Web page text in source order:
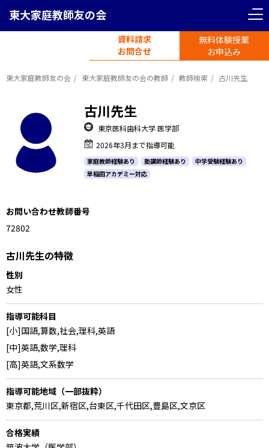
東大家庭教師友の会
資料請求
お問合せ
無料体験授業
お申込み
東大家庭教師友の会 東大家庭教師友の会の教師 教師検索 古川先生
古川先生
東京医科歯科大学 医学部
2026年3月まで指導可能
家庭教師経験あり 塾講師経験あり
中学受験経験あり
早稲田アカデミー対応
お問い合わせ教師番号
1172802
古川先生の特徴
性別
女性
指導可能科目
[小]国語,算数,社会,理科,英語
[中]英語,数学,理科
[高]英語,文系数学
指導可能地域（一部抜粋）
東京都,荒川区,新宿区,台東区,千代田区,豊島区,文京区
合格実績